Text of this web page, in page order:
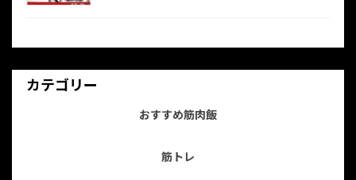
カテゴリー
おすすめ筋肉飯
筋トレ